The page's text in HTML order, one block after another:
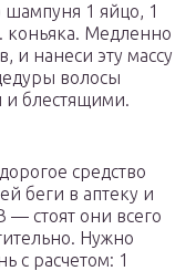
шампуня 1 яйцо, 1
коньяка. Медленно
и нанеси эту массу
волосы
и блестящими.
средство
беги в аптеку и
стоят они всего
Нужно
с расчетом: 1